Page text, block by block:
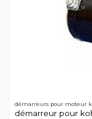
démarreurs pour moteur
démarreur pour